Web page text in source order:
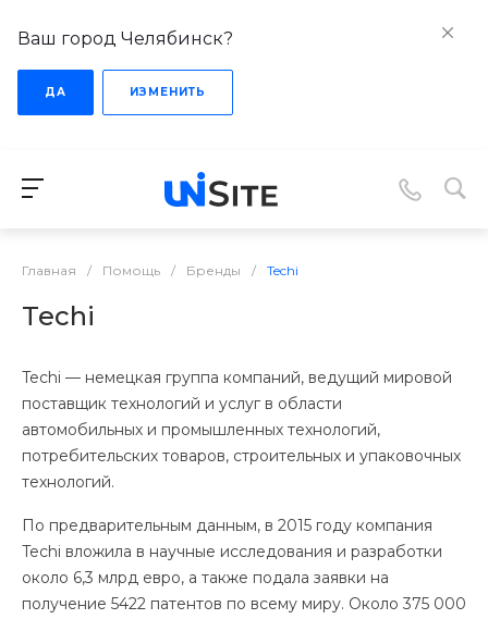
Ваш город Челябинск?
ДА ИЗМЕНИТЬ
Главная / Помощь / Бренды / Techi
Techi
Techi — немецкая группа компаний, ведущий мировой
поставщик технологий и услуг в области
автомобильных и промышленных технологий,
потребительских товаров, строительных и упаковочных
технологий.
По предварительным данным, в 2015 году компания
Techi вложила в научные исследования и разработки
около 6,3 млрд евро, а также подала заявки на
получение 5422 патентов по всему миру. Около 375 000